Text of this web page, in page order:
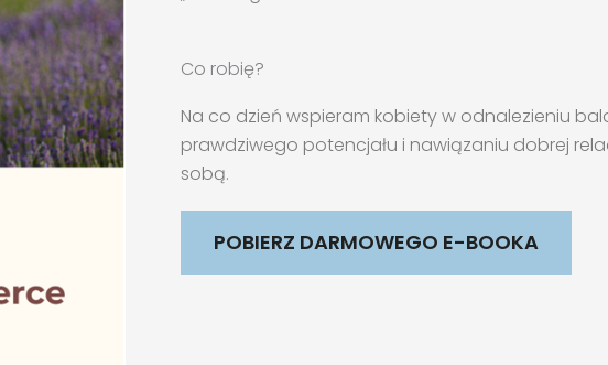
Co robię?
Na co dzień wspieram kobiety w odnalezieniu
prawdziwego potencjału i nawiązaniu dobrej
sobą.
POBIERZ DARMOWEGO E-BOOKA